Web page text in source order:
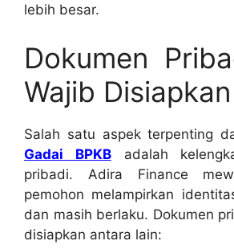
lebih besar.
Dokumen
Wajib Disiapkan
Salah satu aspek terpenting
Gadai BPKBadalah
pribadi. Adira Finance
pemohon melampirkan
dan masih berlaku. Dokumen
disiapkan antara lain: